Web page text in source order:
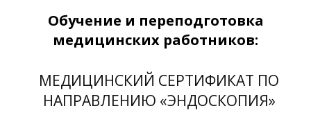
Обучение и переподготовка
медицинских работников:
МЕДИЦИНСКИЙ СЕРТИФИКАТ ПО
НАПРАВЛЕНИЮ «ЭНДОСКОПИЯ»